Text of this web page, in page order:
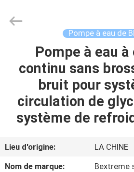
APERÇU
PRODUITS
VIDÉOS
A
PROPOS
Motor
Technology
Pompe à eau de
Pompe à eau
continu sans
bruit pour
circulation de
système de
Lieu d'origine:
LA CHINE
Nom de marque:
Bextreme